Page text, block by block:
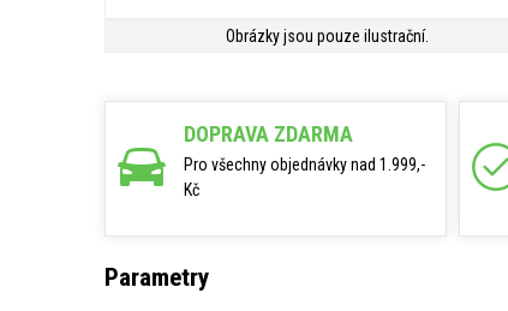
Obrázky jsou pouze ilustrační.
DOPRAVA ZDARMA
Pro všechny objednávky nad 1.999,-
Kč
Parametry